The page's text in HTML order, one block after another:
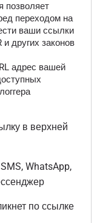
позволяет
переходом на
ваши ссылки
и других законов
адрес вашей
в верхней
WhatsApp,
по ссылке